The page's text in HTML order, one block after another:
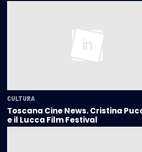
CULTURA
Toscana Cine News. Cristina
e il Lucca Film Festival